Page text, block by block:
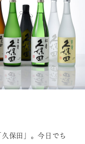
保田」。今日でち